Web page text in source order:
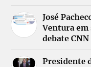
José
Ventura em
debate
Presidente